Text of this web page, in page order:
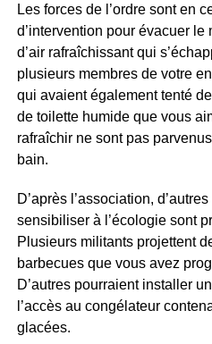
Les forces de l’ordre sont en
d’intervention pour évacuer le
d’air rafraîchissant qui
plusieurs membres de votre
qui avaient également tenté
de toilette humide que vous
rafraîchir ne sont pas
bain.
D’après l’association,
sensibiliser à l’écologie sont
Plusieurs militants projettent
barbecues que vous avez
D’autres pourraient installer
l’accès au congélateur
glacées.